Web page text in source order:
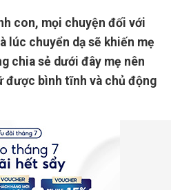
con, mọi chuyện đối với
lúc chuyển dạ sẽ khiến mẹ
chia sẻ dưới đây mẹ nên
được bình tĩnh và chủ động